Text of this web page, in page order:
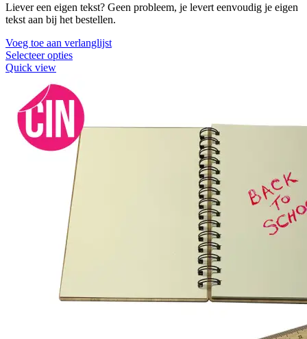
Liever een eigen tekst? Geen probleem, je levert eenvoudig je eigen
tekst aan bij het bestellen.
Voeg toe aan verlanglijst
Selecteer opties
Quick view